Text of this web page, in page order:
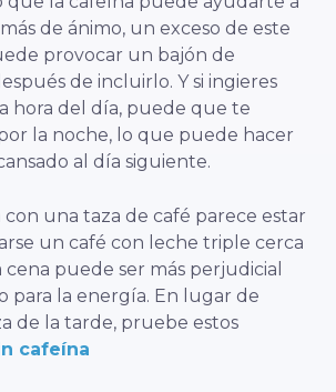
de ánimo, un exceso de este
provocar un bajón de
de incluirlo. Y si ingieres
hora del día, puede que te
la noche, lo que puede hacer
al día siguiente.
con una taza de café parece estar
un café con leche triple cerca
puede ser más perjudicial
para la energía. En lugar de
de la tarde, pruebe estos
cafeína